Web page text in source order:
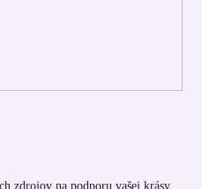
zdrojov na podporu vašej krásy,